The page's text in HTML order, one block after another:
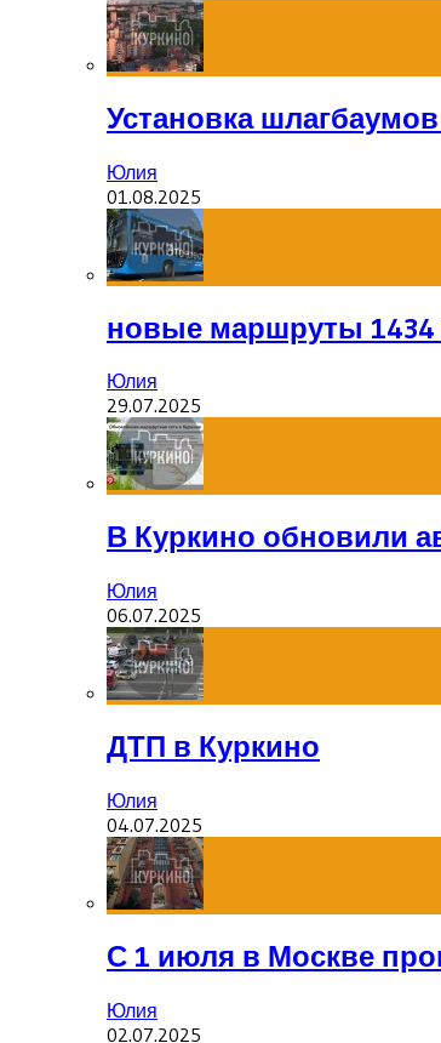
Установка
Юлия
01.08.2025
новые маршруты 1434
Юлия
29.07.2025
В Куркино обновили
Юлия
06.07.2025
ДТП в Куркино
Юлия
04.07.2025
С 1 июля в Москве
Юлия
02.07.2025